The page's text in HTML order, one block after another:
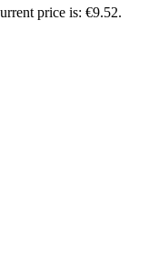
price is: €9.52.